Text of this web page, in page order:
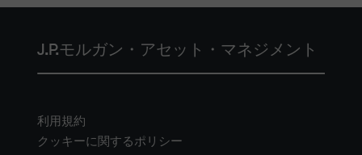
J.P.モルガン・アセット・マネジメント
利用規約
クッキーに関するポリシー